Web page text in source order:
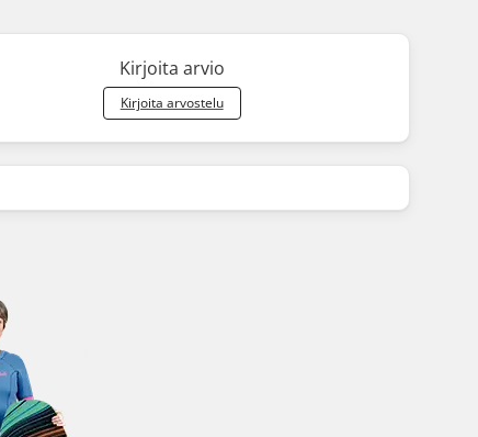
Kirjoita arvio
Kirjoita arvostelu